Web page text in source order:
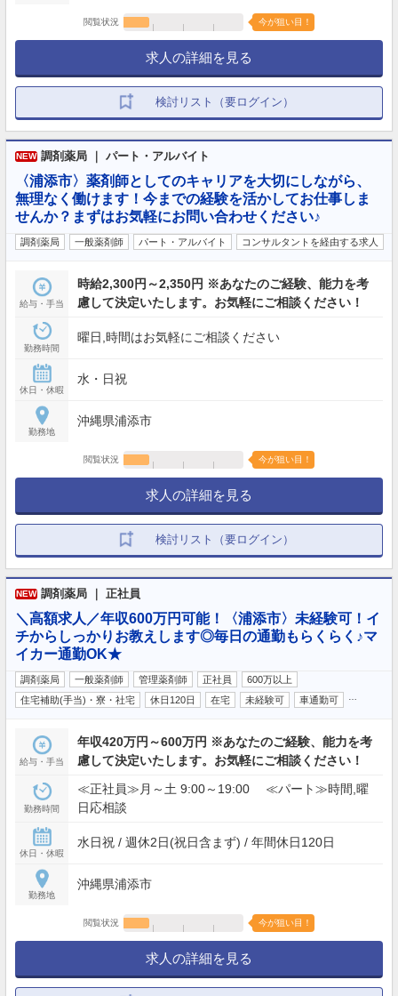
閲覧状況 今が狙い目！
求人の詳細を見る
検討リスト（要ログイン）
NEW 調剤薬局 ｜ パート・アルバイト
〈浦添市〉薬剤師としてのキャリアを大切にしながら、
無理なく働けます！今までの経験を活かしてお仕事しま
せんか？まずはお気軽にお問い合わせください♪
調剤薬局 一般薬剤師 パート・アルバイト コンサルタントを経由する求人
給与・手当
時給2,300円～2,350円 ※あなたのご経験、能力を考
慮して決定いたします。お気軽にご相談ください！
勤務時間
曜日,時間はお気軽にご相談ください
休日・休暇
水・日祝
勤務地
沖縄県浦添市
閲覧状況 今が狙い目！
求人の詳細を見る
検討リスト（要ログイン）
NEW 調剤薬局 ｜ 正社員
＼高額求人／年収600万円可能！〈浦添市〉未経験可！イ
チからしっかりお教えします◎毎日の通勤もらくらく♪マ
イカー通勤OK★
調剤薬局 一般薬剤師 管理薬剤師 正社員
600万以上
住宅補助(手当)・寮・社宅
休日120日 在宅 未経験可 車通勤可
給与・手当
年収420万円～600万円 ※あなたのご経験、能力を考
慮して決定いたします。お気軽にご相談ください！
勤務時間
≪正社員≫月～土 9:00～19:00 ≪パート≫時間,曜
日応相談
休日・休暇
水日祝 / 週休2日(祝日含まず) / 年間休日120日
勤務地
沖縄県浦添市
閲覧状況 今が狙い目！
求人の詳細を見る